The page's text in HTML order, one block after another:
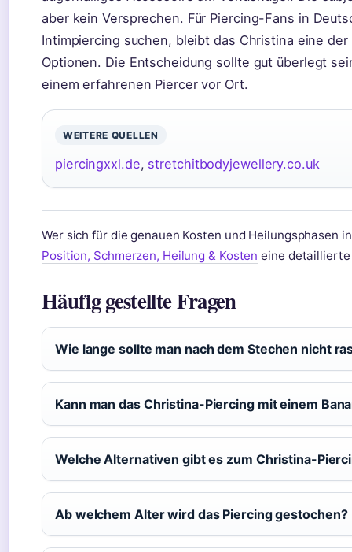
aber kein Versprechen. Für Piercing-Fans in
Intimpiercing suchen, bleibt das Christina eine
Optionen. Die Entscheidung sollte gut überlegt
einem erfahrenen Piercer vor Ort.
WEITERE QUELLEN
piercingxxl.de, stretchitbodyjewellery.co.uk
Wer sich für die genauen Kosten und Heilungsphasen
Position, Schmerzen, Heilung & Kosten eine
Häufig gestellte Fragen
Wie lange sollte man nach dem Stechen nicht
Kann man das Christina-Piercing mit einem
Welche Alternativen gibt es zum Christina-
Ab welchem Alter wird das Piercing gestochen?